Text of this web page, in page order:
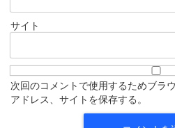
サイト
次回のコメントで使用するためブラ
アドレス、サイトを保存する。